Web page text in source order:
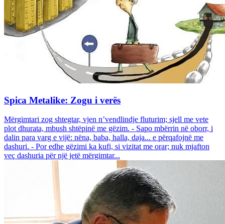
Spica Metalike: Zogu i verës
Mërgimtari zog shtegtar, vjen n’vendlindje fluturim; sjell me vete
plot dhurata, mbush shtëpinë me gëzim. - Sapo mbërrin në oborr, i
dalin para varg e vijë: nëna, baba, halla, daja... e përqafojnë me
dashuri. - Por edhe gëzimi ka kufi, si vizitat me orar; nuk mjafton
veç dashuria për një jetë mërgimtar...